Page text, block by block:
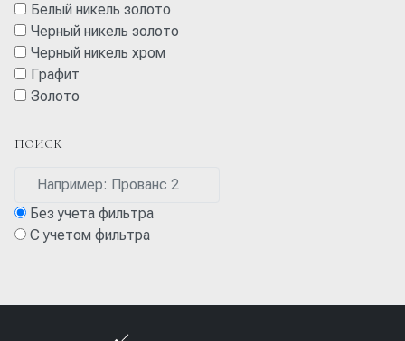
Белый никель золото
Черный никель золото
Черный никель хром
Графит
Золото
ПОИСК
Без учета фильтра
С учетом фильтра